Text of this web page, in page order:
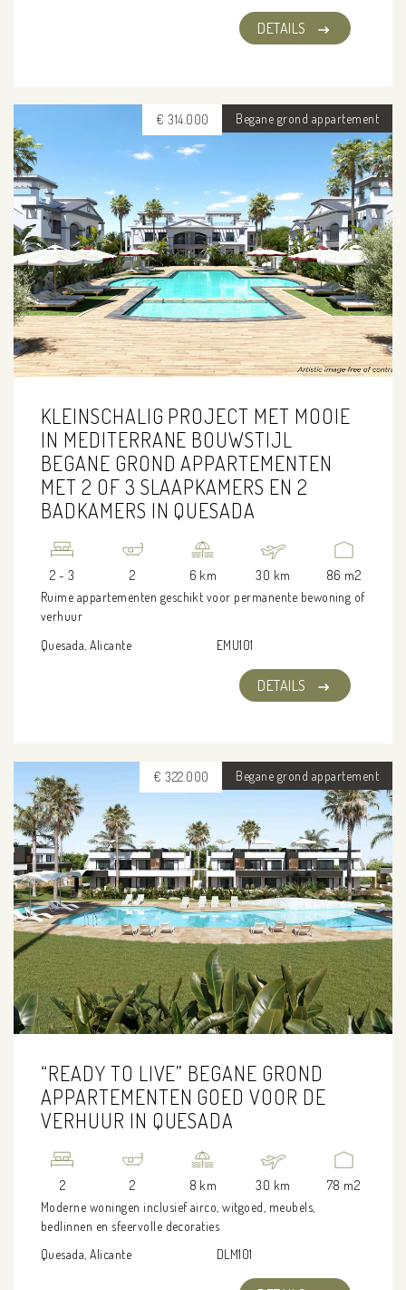
DETAILS
Begane grond appartement
€ 314.000
KLEINSCHALIG PROJECT MET MOOIE
IN MEDITERRANE BOUWSTIJL
BEGANE GROND APPARTEMENTEN
MET 2 OF 3 SLAAPKAMERS EN 2
BADKAMERS IN QUESADA
2 - 3 2 6 km 30 km
86 m2
Ruime appartementen geschikt voor permanente bewoning of
verhuur
Quesada, Alicante
EMU101
DETAILS
Begane grond appartement
€ 322.000
“READY TO LIVE” BEGANE GROND
APPARTEMENTEN GOED VOOR DE
VERHUUR IN QUESADA
2 2 8 km 30 km
78 m2
Moderne woningen inclusief airco, witgoed, meubels,
bedlinnen en sfeervolle decoraties
Quesada, Alicante
DLM101